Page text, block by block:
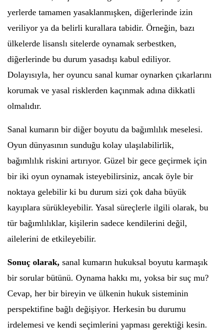
yerlerde tamamen yasaklanmışken, diğerlerinde izin
veriliyor ya da belirli kurallara tabidir. Örneğin, bazı
ülkelerde lisanslı sitelerde oynamak serbestken,
diğerlerinde bu durum yasadışı kabul ediliyor.
Dolayısıyla, her oyuncu sanal kumar oynarken çıkarlarını
korumak ve yasal risklerden kaçınmak adına dikkatli
olmalıdır.
Sanal kumarın bir diğer boyutu da bağımlılık meselesi.
Oyun dünyasının sunduğu kolay ulaşılabilirlik,
bağımlılık riskini artırıyor. Güzel bir gece geçirmek için
bir iki oyun oynamak isteyebilirsiniz, ancak öyle bir
noktaya gelebilir ki bu durum sizi çok daha büyük
kayıplara sürükleyebilir. Yasal süreçlerle ilgili olarak, bu
tür bağımlılıklar, kişilerin sadece kendilerini değil,
ailelerini de etkileyebilir.
Sonuç olarak, sanal kumarın hukuksal boyutu karmaşık
bir sorular bütünü. Oynama hakkı mı, yoksa bir suç mu?
Cevap, her bir bireyin ve ülkenin hukuk sisteminin
perspektifine bağlı değişiyor. Herkesin bu durumu
irdelemesi ve kendi seçimlerini yapması gerektiği kesin.